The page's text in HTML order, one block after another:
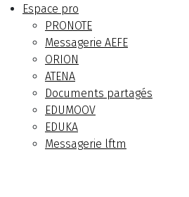
Espace pro
PRONOTE
Messagerie AEFE
ORION
ATENA
Documents partagés
EDUMOOV
EDUKA
Messagerie lftm